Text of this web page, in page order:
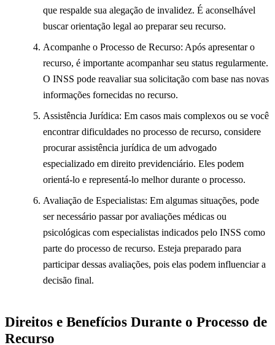
que respalde sua alegação de invalidez. É aconselhável
buscar orientação legal ao preparar seu recurso.
Acompanhe o Processo de Recurso: Após apresentar o
recurso, é importante acompanhar seu status regularmente.
O INSS pode reavaliar sua solicitação com base nas novas
informações fornecidas no recurso.
Assistência Jurídica: Em casos mais complexos ou se você
encontrar dificuldades no processo de recurso, considere
procurar assistência jurídica de um advogado
especializado em direito previdenciário. Eles podem
orientá-lo e representá-lo melhor durante o processo.
Avaliação de Especialistas: Em algumas situações, pode
ser necessário passar por avaliações médicas ou
psicológicas com especialistas indicados pelo INSS como
parte do processo de recurso. Esteja preparado para
participar dessas avaliações, pois elas podem influenciar a
decisão final.
Direitos e Benefícios Durante o Processo de
Recurso